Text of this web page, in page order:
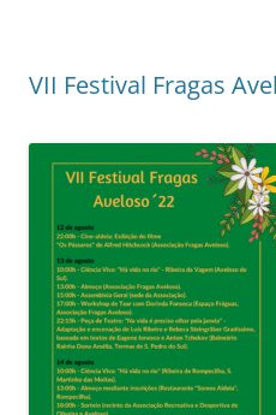
VII Festival Fragas